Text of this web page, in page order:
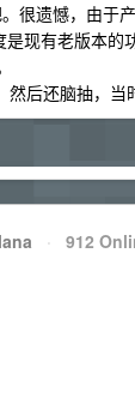
很遗憾，由于
现有老版本
后还脑抽，
· 912